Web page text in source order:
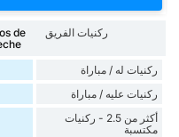
ركنيات الفريق
de
‏ركنيات له / مباراة
‏ركنيات ‏عليه / مباراة
أكثر من 2.5 - ركنيات
مكتسبة